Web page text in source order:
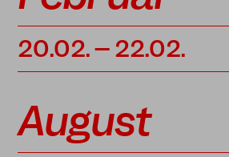
20.02. – 22.02.
August